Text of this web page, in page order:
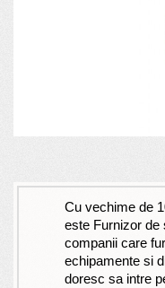
Cu vechime de
este Furnizor de
companii care
echipamente si
doresc sa intre